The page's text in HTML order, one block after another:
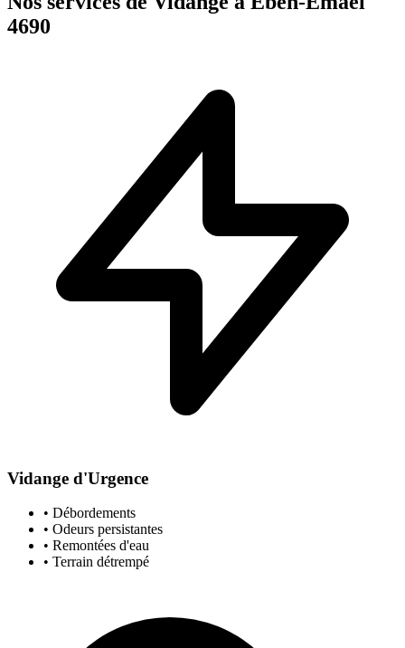
4690
Vidange d'Urgence
• Débordements
• Odeurs persistantes
• Remontées d'eau
• Terrain détrempé